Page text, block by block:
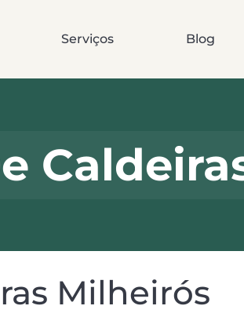
Serviços Blog
Milheirós